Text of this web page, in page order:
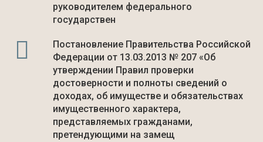
руководителем федерального
государствен
Постановление Правительства Российской
Федерации от 13.03.2013 № 207 «Об
утверждении Правил проверки
достоверности и полноты сведений о
доходах, об имуществе и обязательствах
имущественного характера,
представляемых гражданами,
претендующими на замещ